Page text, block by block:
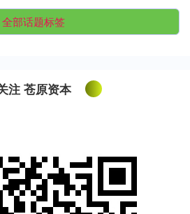
全部话题标签
注 苍原资本